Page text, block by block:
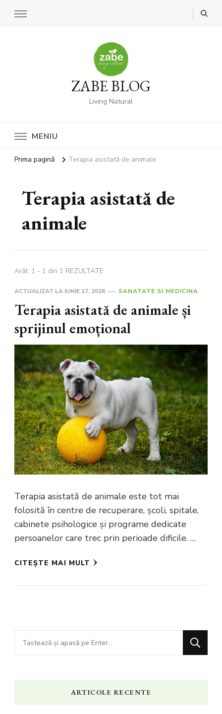
ZABE BLOG
Living Natural
MENIU
Prima pagină Terapia asistată de animale
Terapia asistată de
animale
Arăt: 1 - 1 din 1 REZULTATE
ACTUALIZAT LA IUNIE 17, 2026 SANATATE SI MEDICINA
Terapia asistată de animale și
sprijinul emoțional
Terapia asistată de animale este tot mai
folosită în centre de recuperare, școli, spitale,
cabinete psihologice și programe dedicate
persoanelor care trec prin perioade dificile. …
CITEȘTE MAI MULT
Cauți
ceva?
ARTICOLE RECENTE